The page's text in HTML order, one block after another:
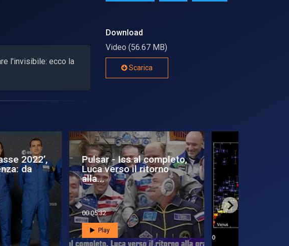
l'invisibile: ecco la
Download
Video (56.67 MB)
Scarica
di
Tre nuovi mondi per
Kepler
00:02:56
Play